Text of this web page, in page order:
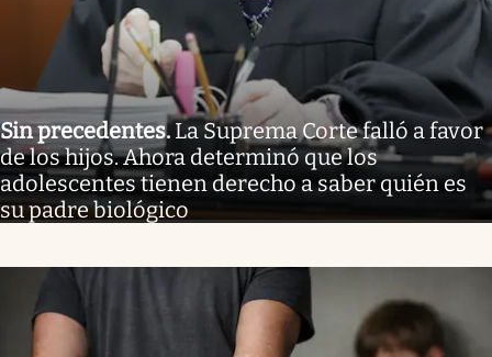
Sin precedentes.La Suprema Corte falló a favor
de los hijos. Ahora determinó que los
adolescentes tienen derecho a saber quién es
su padre biológico